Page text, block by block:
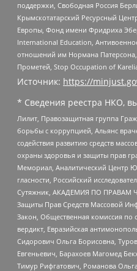
поддержки, Свободная Россия
Крымскотатарский Ресурсный
Европы, Фонд имени Фридриха
International Education,
отношений им Нормана
Прометей, Stop Occupation of
Источник: https://
* Сведения реестра НКО,
Лилит, Правозащитная группа
борьбы с коррупцией, Альянс
содействия развитию средств
охраны здоровья и защиты прав
Мемориал, Аналитический Центр
гласности, Российский
Сутяжник, АКАДЕМИЯ ПО ПРАВАМ
Защиты Прав Средств Массовой
Закон, Общественная комиссия
вердикт, Евразийская
Сидорович Ольга Борисовна,
Евгеньевич, Барахоев Магомед
Тимур Рифгатович, Романова